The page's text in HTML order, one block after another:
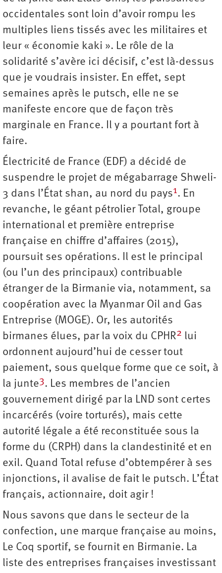
occidentales sont loin d’avoir rompu les
multiples liens tissés avec les militaires et
leur « économie kaki ». Le rôle de la
solidarité s’avère ici décisif, c’est là-dessus
que je voudrais insister. En effet, sept
semaines après le putsch, elle ne se
manifeste encore que de façon très
marginale en France. Il y a pourtant fort à
faire.
Électricité de France (EDF) a décidé de
suspendre le projet de mégabarrage Shweli-
3 dans l’État shan, au nord du pays1. En
revanche, le géant pétrolier Total, groupe
international et première entreprise
française en chiffre d’affaires (2015),
poursuit ses opérations. Il est le principal
(ou l’un des principaux) contribuable
étranger de la Birmanie via, notamment, sa
coopération avec la Myanmar Oil and Gas
Entreprise (MOGE). Or, les autorités
birmanes élues, par la voix du CPHR2 lui
ordonnent aujourd’hui de cesser tout
paiement, sous quelque forme que ce soit, à
la junte3. Les membres de l’ancien
gouvernement dirigé par la LND sont certes
incarcérés (voire torturés), mais cette
autorité légale a été reconstituée sous la
forme du (CRPH) dans la clandestinité et en
exil. Quand Total refuse d’obtempérer à ses
injonctions, il avalise de fait le putsch. L’État
français, actionnaire, doit agir !
Nous savons que dans le secteur de la
confection, une marque française au moins,
Le Coq sportif, se fournit en Birmanie. La
liste des entreprises françaises investissant